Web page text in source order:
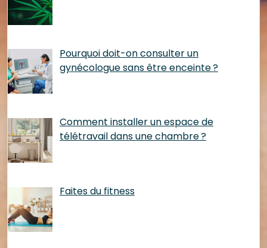
Pourquoi doit-on consulter un
gynécologue sans être enceinte ?
Comment installer un espace de
télétravail dans une chambre ?
Faites du fitness